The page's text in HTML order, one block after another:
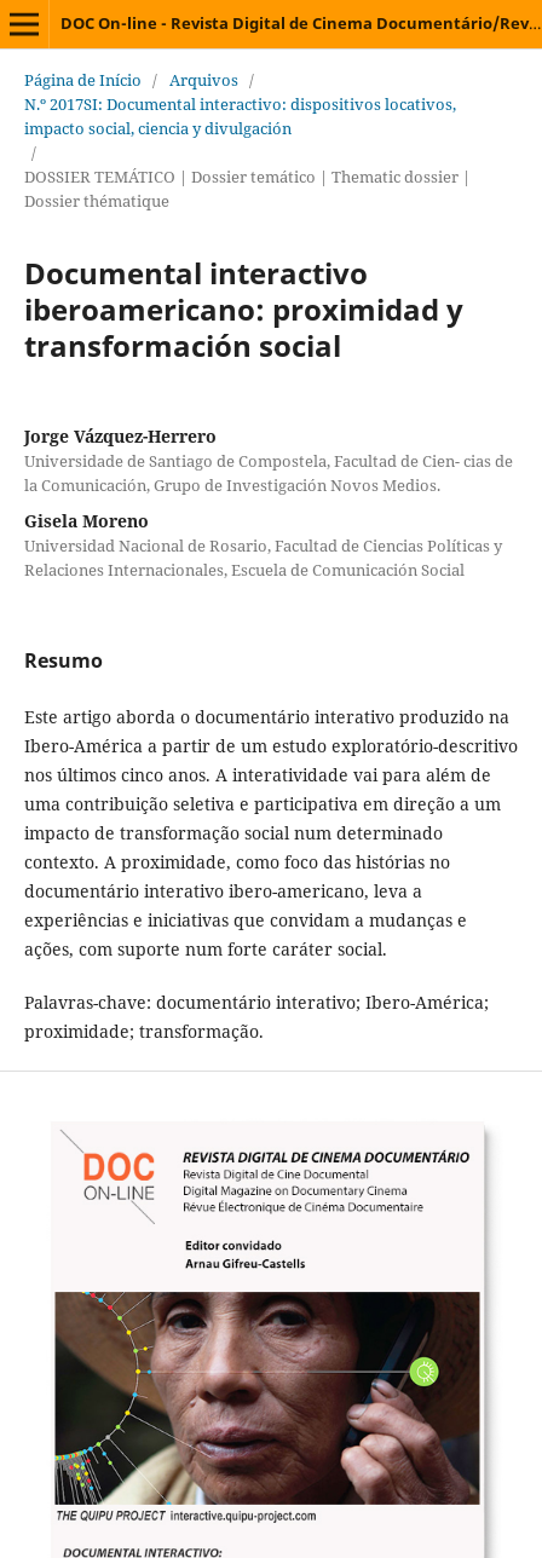
DOC On-line - Revista Digital de Cinema Documentário/Revista Digital de Cine Documental/Digital Journal on Documentary Cinema/Revue Électronique de Cinéma Documentaire
Página de Início / Arquivos /
N.º 2017SI: Documental interactivo: dispositivos locativos,
impacto social, ciencia y divulgación
/
DOSSIER TEMÁTICO | Dossier temático | Thematic dossier |
Dossier thématique
Documental interactivo
iberoamericano: proximidad y
transformación social
Jorge Vázquez-Herrero
Universidade de Santiago de Compostela, Facultad de Cien- cias de
la Comunicación, Grupo de Investigación Novos Medios.
Gisela Moreno
Universidad Nacional de Rosario, Facultad de Ciencias Políticas y
Relaciones Internacionales, Escuela de Comunicación Social
Resumo
Este artigo aborda o documentário interativo produzido na
Ibero-América a partir de um estudo exploratório-descritivo
nos últimos cinco anos. A interatividade vai para além de
uma contribuição seletiva e participativa em direção a um
impacto de transformação social num determinado
contexto. A proximidade, como foco das histórias no
documentário interativo ibero-americano, leva a
experiências e iniciativas que convidam a mudanças e
ações, com suporte num forte caráter social.
Palavras-chave: documentário interativo; Ibero-América;
proximidade; transformação.